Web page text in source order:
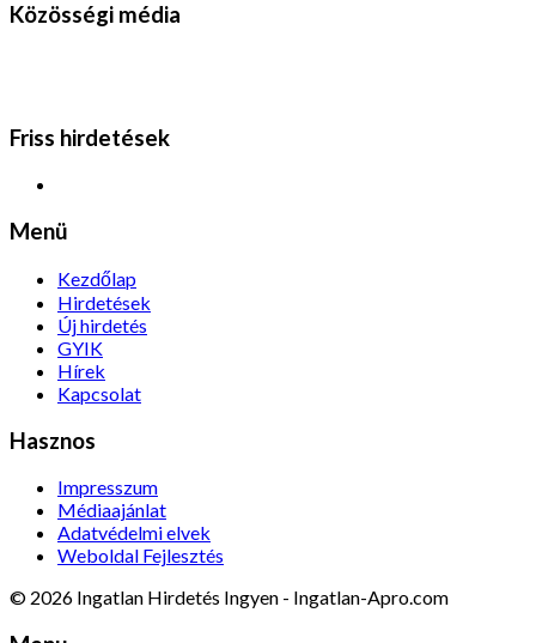
Közösségi média
Friss hirdetések
Menü
Kezdőlap
Hirdetések
Új hirdetés
GYIK
Hírek
Kapcsolat
Hasznos
Impresszum
Médiaajánlat
Adatvédelmi elvek
Weboldal Fejlesztés
© 2026 Ingatlan Hirdetés Ingyen - Ingatlan-Apro.com